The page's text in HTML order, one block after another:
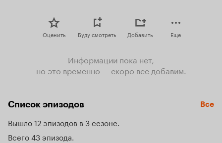
Оценить Буду смотреть Добавить Еще
Информации пока нет,
но это временно — скоро все добавим.
Список эпизодов Все
Вышло 12 эпизодов в 3 сезоне
Всего 43 эпизода